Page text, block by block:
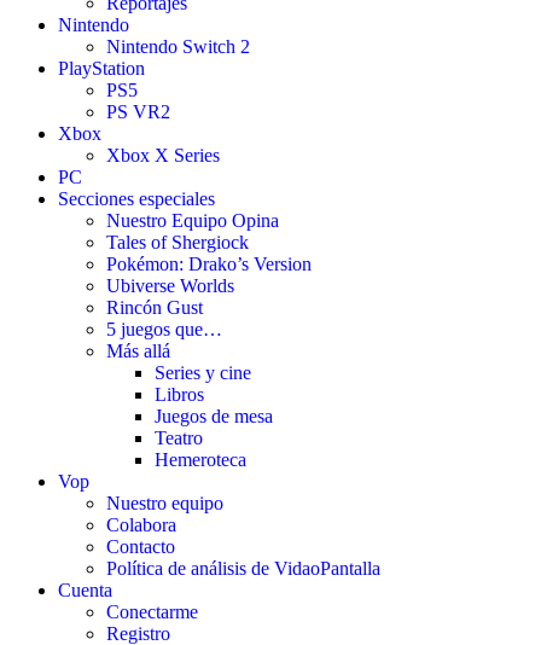
Nintendo
Nintendo Switch 2
PlayStation
PS5
PS VR2
Xbox
Xbox X Series
PC
Secciones especiales
Nuestro Equipo Opina
Tales of Shergiock
Pokémon: Drako’s Version
Ubiverse Worlds
Rincón Gust
5 juegos que…
Más allá
Series y cine
Libros
Juegos de mesa
Teatro
Hemeroteca
Vop
Nuestro equipo
Colabora
Contacto
Política de análisis de VidaoPantalla
Cuenta
Conectarme
Registro